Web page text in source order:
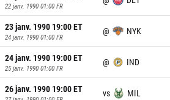
22 janv. 1990 01:00 FR
23 janv. 1990 19:00ET
24 janv. 1990 01:00 FR
@ NYK
24 janv. 1990 19:00ET
25 janv. 1990 01:00 FR
@ IND
26 janv. 1990 19:00ET vs MIL